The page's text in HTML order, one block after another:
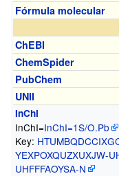
Fórmula molecular
ChEBI
ChemSpider
PubChem
UNII
InChI
InChI=InChI=1S/O.Pb
Key:
YEXPOXQUZXUXJW-
UHFFFAOYSA-N